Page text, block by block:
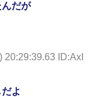
だが
20:29:39.63 ID:AxI
よ